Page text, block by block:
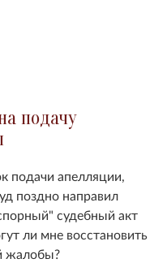
подачу
подачи апелляции,
поздно направил
судебный акт
ли мне восстановить
жалобы?